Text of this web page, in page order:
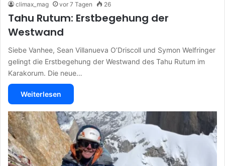
climax_mag vor 7 Tagen 26
Tahu Rutum: Erstbegehung der
Westwand
Siebe Vanhee, Sean Villanueva O’Driscoll und Symon Welfringer
gelingt die Erstbegehung der Westwand des Tahu Rutum im
Karakorum. Die neue…
Weiterlesen